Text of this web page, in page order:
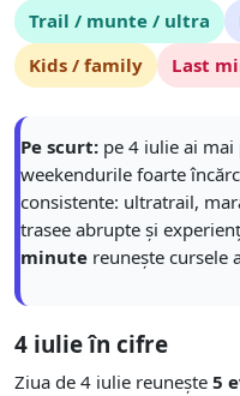
Trail / munte / ultra
Kids / family
Last
Pe scurt:pe 4 iulie ai mai
weekendurile foarte
consistente: ultratrail,
trasee abrupte și
minutereunește cursele
4 iulie în cifre
Ziua de 4 iulie reunește 5